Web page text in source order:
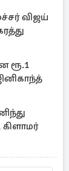
விஜய்
ரூ.1